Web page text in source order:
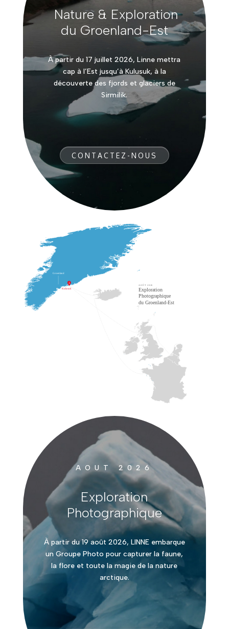
Nature & Exploration
du Groenland-Est
À partir du 17 juillet 2026, Linne mettra
cap à l’Est jusqu’à Kulusuk, à la
découverte des fjords et glaciers de
Sirmilik.
CONTACTEZ-NOUS
AOUT 2026
Exploration
Photographique
À partir du 19 août 2026, LINNE embarque
un Groupe Photo pour capturer la faune,
la flore et toute la magie de la nature
arctique.